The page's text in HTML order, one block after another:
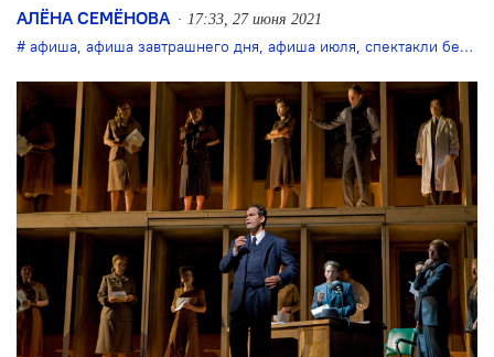
АЛЁНА СЕМЁНОВА 17:33, 27 июня 2021
афиша, афиша завтрашнего дня, афиша июля, спектакли бесплатно онлайн